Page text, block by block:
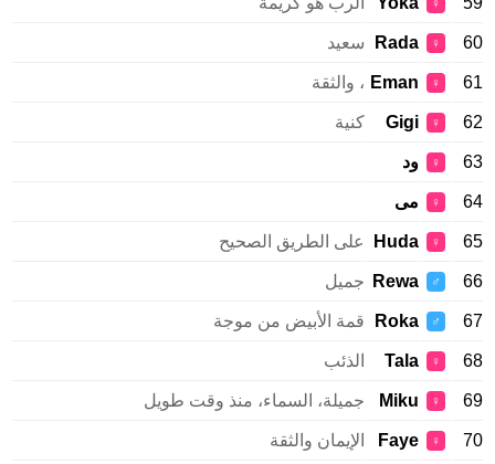
♀
♀
Rada سعيد
♀
Eman ، والثقة
♀
Gigi كنية
♀ ود
♀ مى
♀
Huda على الطريق الصحيح
♂
Rewa جميل
♂
Roka قمة الأبيض من موجة
♀
Tala الذئب
♀
Miku جميلة، السماء، منذ وقت طويل
♀
Faye الإيمان والثقة